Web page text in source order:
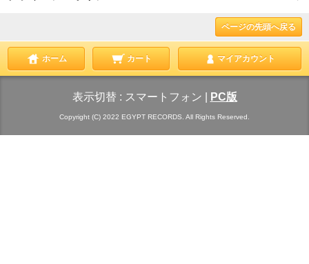
ページの先頭へ戻る
ホーム カート マイアカウント
表示切替 : スマートフォン PC版
Copyright (C) 2022 EGYPT RECORDS. All Rights Reserved.